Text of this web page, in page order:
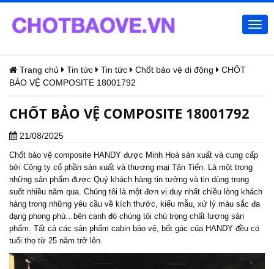
Trang chủ Tin tức Tin tức Chốt bảo vệ di động
CHỐT
BẢO VỆ COMPOSITE 18001792
CHỐT BẢO VỆ COMPOSITE 18001792
21/08/2025
Chốt bảo vệ composite HANDY được Minh Hoà sản xuất và cung cấp
bởi Công ty cổ phần sản xuất và thương mại Tân Tiến. Là một trong
những sản phẩm được Quý khách hàng tin tưởng và tin dùng trong
suốt nhiều năm qua. Chúng tôi là một đơn vị duy nhất chiều lòng khách
hàng trong những yêu cầu về kích thước, kiểu mẫu, xử lý màu sắc đa
dạng phong phú…bên cạnh đó chúng tôi chú trọng chất lượng sản
phẩm. Tất cả các sản phẩm cabin bảo vệ, bốt gác của HANDY đều có
tuổi thọ từ 25 năm trở lên.